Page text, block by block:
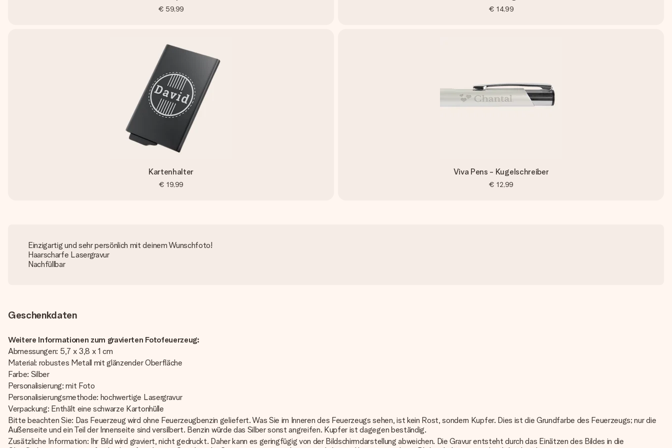
€ 59,99 € 14,99
Kartenhalter
€ 19,99
Viva Pens - Kugelschreiber
€ 12,99
Einzigartig und sehr persönlich mit deinem Wunschfoto!
Haarscharfe Lasergravur
Nachfüllbar
Geschenkdaten
Weitere Informationen zum gravierten Fotofeuerzeug:
Abmessungen: 5,7 x 3,8 x 1 cm
Material: robustes Metall mit glänzender Oberfläche
Farbe: Silber
Personalisierung: mit Foto
Personalisierungsmethode: hochwertige Lasergravur
Verpackung: Enthält eine schwarze Kartonhülle
Bitte beachten Sie: Das Feuerzeug wird ohne Feuerzeugbenzin geliefert. Was Sie im Inneren des Feuerzeugs sehen, ist kein Rost, sondern Kupfer. Dies ist die Grundfarbe des Feuerzeugs; nur die
Außenseite und ein Teil der Innenseite sind versilbert. Benzin würde das Silber sonst angreifen. Kupfer ist dagegen beständig.
Zusätzliche Information: Ihr Bild wird graviert, nicht gedruckt. Daher kann es geringfügig von der Bildschirmdarstellung abweichen. Die Gravur entsteht durch das Einätzen des Bildes in die